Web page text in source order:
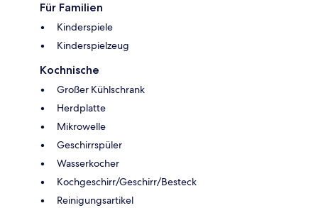
Für Familien
Kinderspiele
Kinderspielzeug
Kochnische
Großer Kühlschrank
Herdplatte
Mikrowelle
Geschirrspüler
Wasserkocher
Kochgeschirr/Geschirr/Besteck
Reinigungsartikel